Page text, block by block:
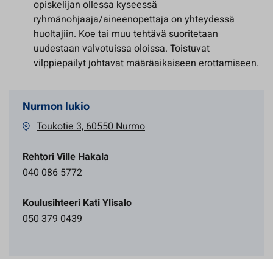
opiskelijan ollessa kyseessä
ryhmänohjaaja/aineenopettaja on yhteydessä
huoltajiin. Koe tai muu tehtävä suoritetaan
uudestaan valvotuissa oloissa. Toistuvat
vilppiepäilyt johtavat määräaikaiseen erottamiseen.
Nurmon lukio
Toukotie 3, 60550 Nurmo
Rehtori Ville Hakala
040 086 5772
Koulusihteeri Kati Ylisalo
050 379 0439